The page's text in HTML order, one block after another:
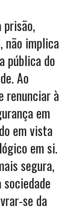
prisão,
não implica
pública do
Ao
renunciar à
em
em vista
em si.
segura,
se da